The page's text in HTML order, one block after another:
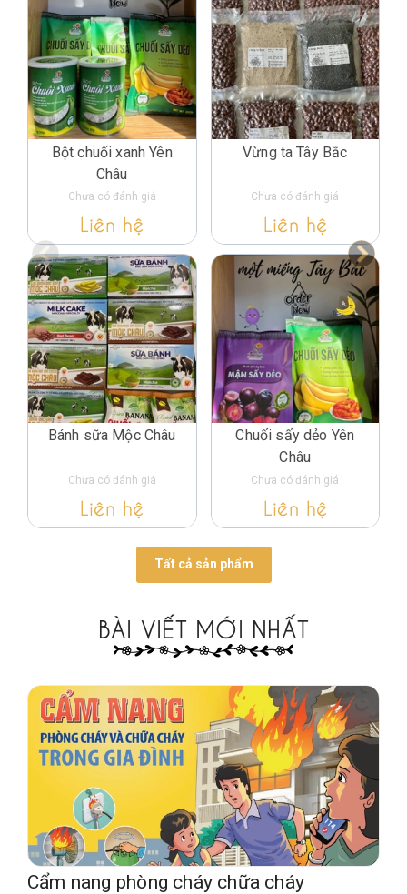
Bột chuối xanh Yên
Châu
Chưa có đánh giá
Liên hệ
Bánh sữa Mộc Châu
Chưa có đánh giá
Liên hệ
Vừng ta Tây Bắc
Chưa có đánh giá
Liên hệ
Chuối sấy dẻo Yên
Châu
Chưa có đánh giá
Liên hệ
Tất cả sản phẩm
BÀI VIẾT MỚI NHẤT
Cẩm nang phòng cháy chữa cháy